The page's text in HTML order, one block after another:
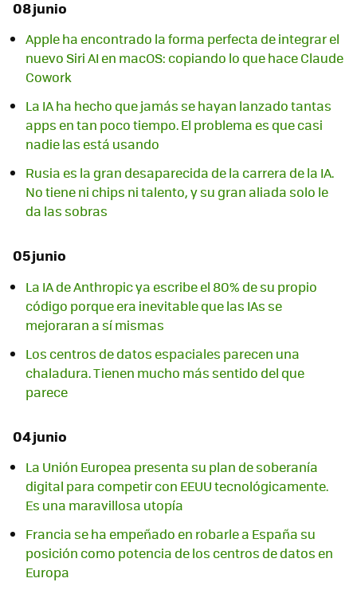
08 junio
Apple ha encontrado la forma perfecta de integrar el
nuevo Siri AI en macOS: copiando lo que hace Claude
Cowork
La IA ha hecho que jamás se hayan lanzado tantas
apps en tan poco tiempo. El problema es que casi
nadie las está usando
Rusia es la gran desaparecida de la carrera de la IA.
No tiene ni chips ni talento, y su gran aliada solo le
da las sobras
05 junio
La IA de Anthropic ya escribe el 80% de su propio
código porque era inevitable que las IAs se
mejoraran a sí mismas
Los centros de datos espaciales parecen una
chaladura. Tienen mucho más sentido del que
parece
04 junio
La Unión Europea presenta su plan de soberanía
digital para competir con EEUU tecnológicamente.
Es una maravillosa utopía
Francia se ha empeñado en robarle a España su
posición como potencia de los centros de datos en
Europa